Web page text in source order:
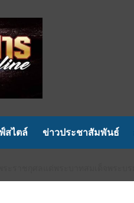
สไตล์ ข่าวประชาสัมพันธ์